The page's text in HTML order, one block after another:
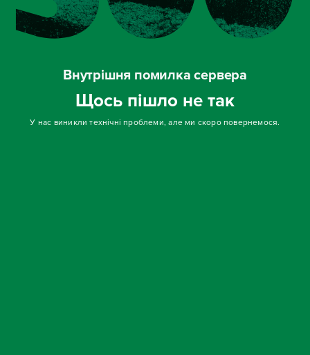
Внутрішня помилка сервера
Щось пішло не так
У нас виникли технічні проблеми, але ми скоро повернемося.